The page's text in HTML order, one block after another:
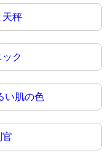
天秤
ク
い肌の色
官